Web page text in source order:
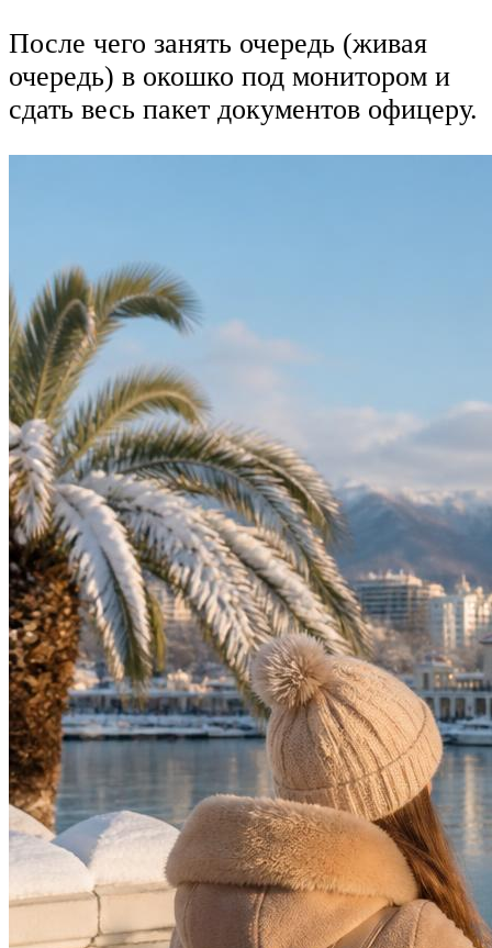
После чего занять очередь (живая
очередь) в окошко под монитором и
сдать весь пакет документов офицеру.